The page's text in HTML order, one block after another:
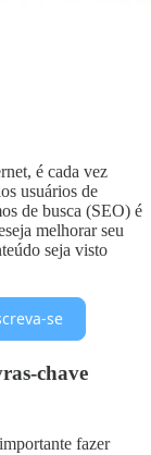
é cada vez
usuários de
de busca (SEO) é
melhorar seu
seja visto
se
chave
fazer